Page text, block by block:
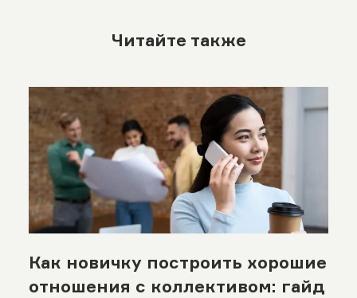
Читайте также
Как новичку построить хорошие
отношения с коллективом: гайд